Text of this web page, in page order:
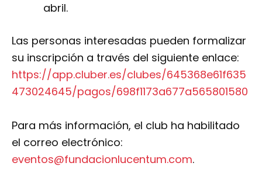
abril.
Las personas interesadas pueden formalizar
su inscripción a través del siguiente enlace:
https://app.cluber.es/clubes/645368e61f635
473024645/pagos/698f1173a677a565801580
Para más información, el club ha habilitado
el correo electrónico:
eventos@fundacionlucentum.com.